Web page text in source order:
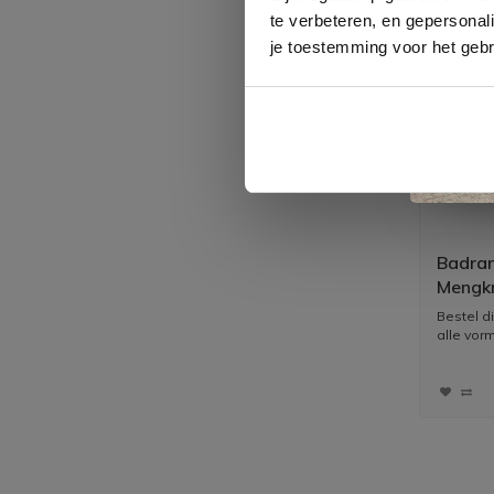
te verbeteren, en
je toestemming voor het
Met
PVD
Bestel
alle